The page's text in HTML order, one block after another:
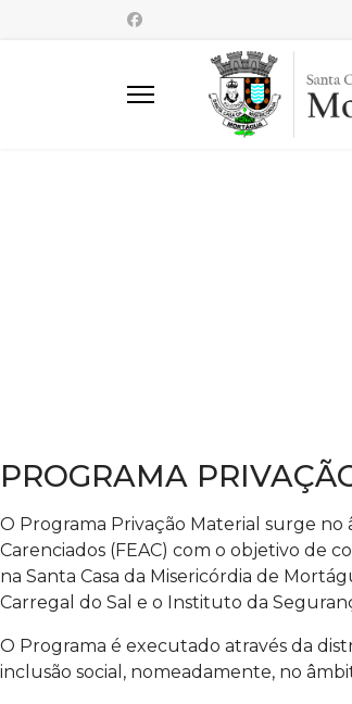
PROGRAMA
O Programa Privação Material surge no
Carenciados (FEAC) com o objetivo de
na Santa Casa da Misericórdia de
Carregal do Sal e o Instituto da
O Programa é executado através da
inclusão social, nomeadamente, no